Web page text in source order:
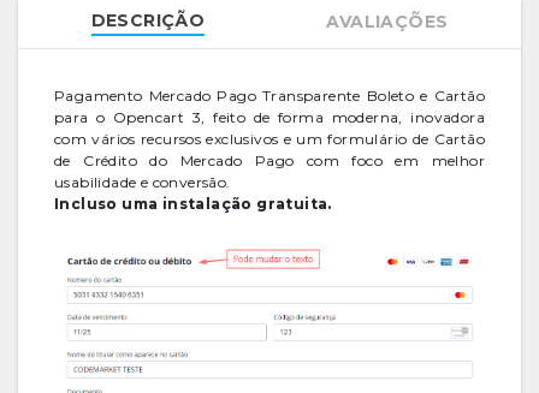
DESCRIÇÃO AVALIAÇÕES
Pagamento Mercado Pago Transparente Boleto e Cartão
para o Opencart 3, feito de forma moderna, inovadora
com vários recursos exclusivos e um formulário de Cartão
de Crédito do Mercado Pago com foco em melhor
usabilidade e conversão.
Incluso uma instalação gratuita.